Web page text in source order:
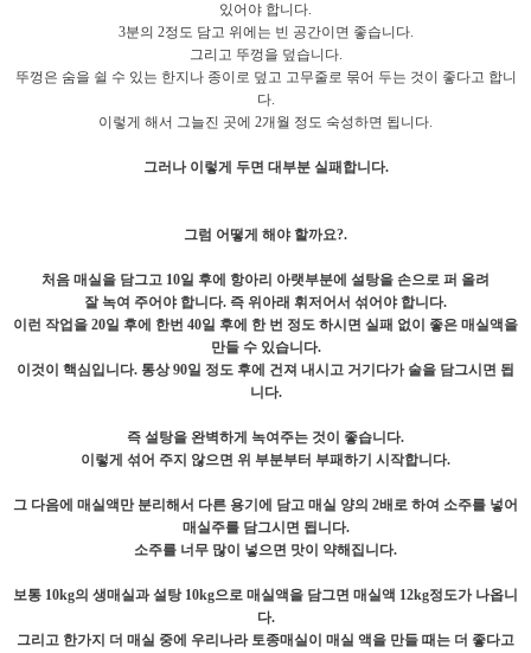
있어야 합니다.
3분의 2정도 담고 위에는 빈 공간이면 좋습니다.
그리고 뚜껑을 덮습니다.
뚜껑은 숨을 쉴 수 있는 한지나 종이로 덮고 고무줄로 묶어 두는 것이 좋다고 합니
다.
이렇게 해서 그늘진 곳에 2개월 정도 숙성하면 됩니다.
그러나 이렇게 두면 대부분 실패합니다.
그럼 어떻게 해야 할까요?.
처음 매실을 담그고 10일 후에 항아리 아랫부분에 설탕을 손으로 퍼 올려
잘 녹여 주어야 합니다. 즉 위아래 휘저어서 섞어야 합니다.
이런 작업을 20일 후에 한번 40일 후에 한 번 정도 하시면 실패 없이 좋은 매실액을
만들 수 있습니다.
이것이 핵심입니다. 통상 90일 정도 후에 건져 내시고 거기다가 술을 담그시면 됩
니다.
즉 설탕을 완벽하게 녹여주는 것이 좋습니다.
이렇게 섞어 주지 않으면 위 부분부터 부패하기 시작합니다.
그 다음에 매실액만 분리해서 다른 용기에 담고 매실 양의 2배로 하여 소주를 넣어
매실주를 담그시면 됩니다.
소주를 너무 많이 넣으면 맛이 약해집니다.
보통 10kg의 생매실과 설탕 10kg으로 매실액을 담그면 매실액 12kg정도가 나옵니
다.
그리고 한가지 더 매실 중에 우리나라 토종매실이 매실 액을 만들 때는 더 좋다고